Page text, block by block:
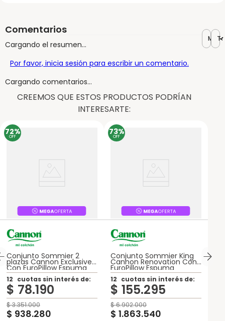
Comentarios
Cargando el resumen…
Por favor, inicia sesión para escribir un comentario.
Más
Cargando comentarios…
CREEMOS QUE ESTOS PRODUCTOS PODRÍAN
INTERESARTE:
72%
OFF
Conjunto Sommier 2
plazas Cannon Exclusive
Con EuroPillow Espuma
12 cuotas sin interés de:
$ 78.190
$3.351.000
$ 938.280
73%
OFF
Conjunto Sommier King
Cannon Renovation Con
EuroPillow Espuma
12 cuotas sin interés de:
$ 155.295
$6.902.000
$ 1.863.540